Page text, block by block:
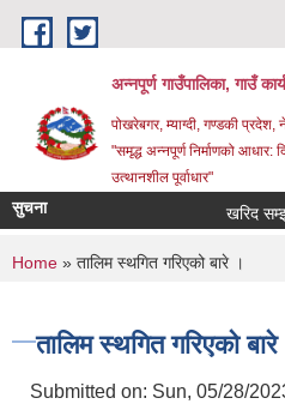
Skip to main content
अन्‍नपूर्ण गाउँपालिका, गाउँ
पोखरेबगर, म्याग्दी, गण्डकी प्रदेश,
"समृद्ध अन्‍नपूर्ण निर्माणको आधार:
उत्थानशील पूर्वाधार"
सुचना खरिद
You are here
Home » तालिम स्थगित गरिएको बारे ।
तालिम स्थगित गरिएको
Submitted on: Sun, 05/28/